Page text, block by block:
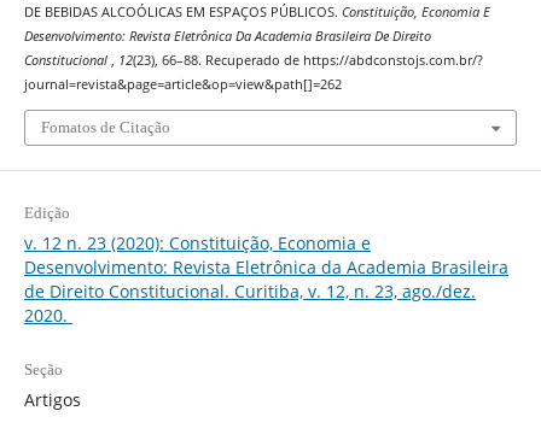
DE BEBIDAS ALCOÓLICAS EM ESPAÇOS PÚBLICOS. Constituição, Economia E
Desenvolvimento: Revista Eletrônica Da Academia Brasileira De Direito
Constitucional , 12(23), 66–88. Recuperado de https://abdconstojs.com.br/?
journal=revista&page=article&op=view&path[]=262
Fomatos de Citação
Edição
v. 12 n. 23 (2020): Constituição, Economia e
Desenvolvimento: Revista Eletrônica da Academia Brasileira
de Direito Constitucional. Curitiba, v. 12, n. 23, ago./dez.
2020.
Seção
Artigos